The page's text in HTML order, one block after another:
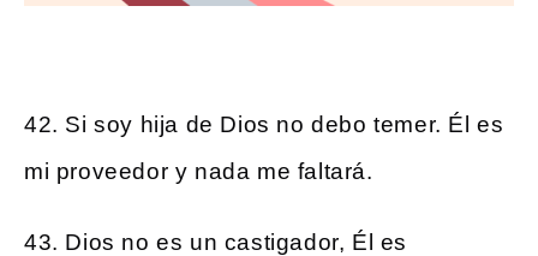
42. Si soy hija de Dios no debo temer. Él es
mi proveedor y nada me faltará.
43. Dios no es un castigador, Él es